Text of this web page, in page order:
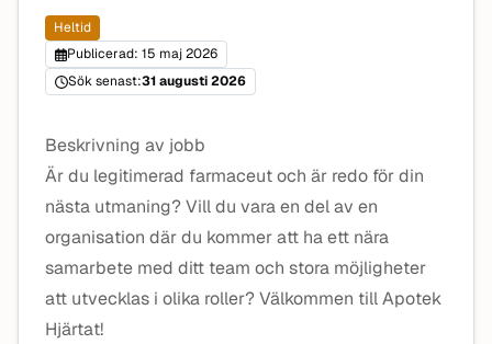
Heltid
Publicerad: 15 maj 2026
Sök senast:31 augusti 2026
Beskrivning av jobb
Är du legitimerad farmaceut och är redo för din
nästa utmaning? Vill du vara en del av en
organisation där du kommer att ha ett nära
samarbete med ditt team och stora möjligheter
att utvecklas i olika roller? Välkommen till Apotek
Hjärtat!